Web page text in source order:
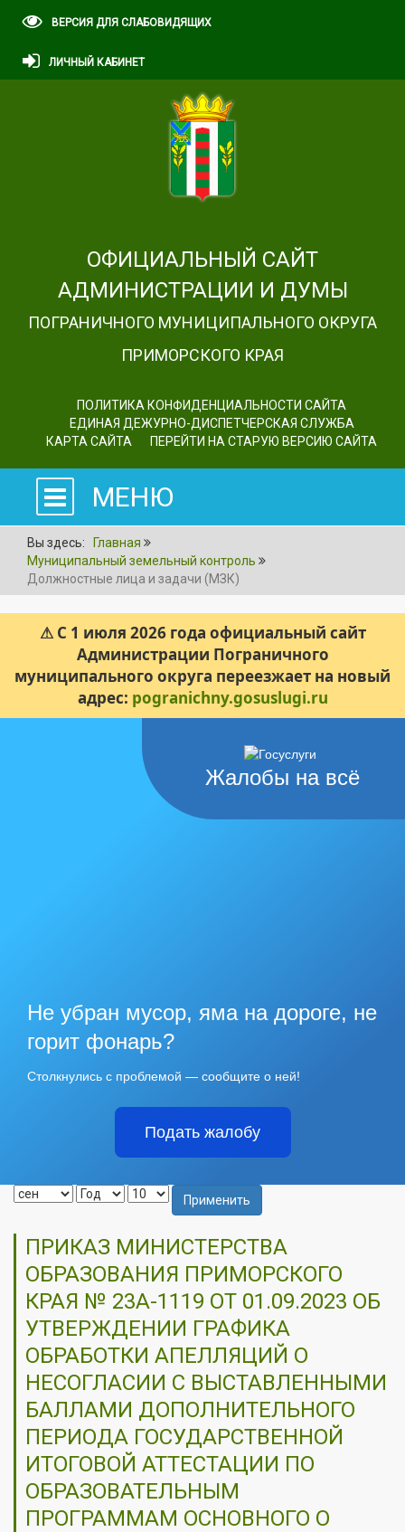
ВЕРСИЯ ДЛЯ СЛАБОВИДЯЩИХ
ЛИЧНЫЙ КАБИНЕТ
ОФИЦИАЛЬНЫЙ САЙТ
АДМИНИСТРАЦИИ И ДУМЫ
ПОГРАНИЧНОГО МУНИЦИПАЛЬНОГО ОКРУГА
ПРИМОРСКОГО КРАЯ
ПОЛИТИКА КОНФИДЕНЦИАЛЬНОСТИ САЙТА
ЕДИНАЯ ДЕЖУРНО-ДИСПЕТЧЕРСКАЯ СЛУЖБА
КАРТА САЙТА
ПЕРЕЙТИ НА СТАРУЮ ВЕРСИЮ САЙТА
МЕНЮ
Вы здесь:
Главная
Муниципальный земельный контроль
Должностные лица и задачи (МЗК)
⚠ С 1 июля 2026 года официальный сайт
Администрации Пограничного
муниципального округа переезжает на новый
адрес: pogranichny.gosuslugi.ru
Жалобы на всё
Не убран мусор, яма на дороге, не
горит фонарь?
Столкнулись с проблемой — сообщите о ней!
Подать жалобу
Применить
ПРИКАЗ МИНИСТЕРСТВА
ОБРАЗОВАНИЯ ПРИМОРСКОГО
КРАЯ № 23А-1119 ОТ 01.09.2023 ОБ
УТВЕРЖДЕНИИ ГРАФИКА
ОБРАБОТКИ АПЕЛЛЯЦИЙ О
НЕСОГЛАСИИ С ВЫСТАВЛЕННЫМИ
БАЛЛАМИ ДОПОЛНИТЕЛЬНОГО
ПЕРИОДА ГОСУДАРСТВЕННОЙ
ИТОГОВОЙ АТТЕСТАЦИИ ПО
ОБРАЗОВАТЕЛЬНЫМ
ПРОГРАММАМ ОСНОВНОГО О